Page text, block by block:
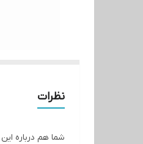
نظرات
شما هم درباره